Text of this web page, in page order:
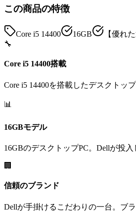
この商品の特徴
Core i5 14400 16GB
【優れ
🔧
Core i5 14400搭載
Core i5 14400を搭載したデスクトッ
📊
16GBモデル
16GBのデスクトップPC。Dellが投
🏢
信頼のブランド
Dellが手掛けるこだわりの一台。ブ